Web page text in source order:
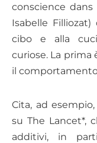
conscience dans
Isabelle
cibo e alla
curiose. La prima
il
Cita, ad
su The Lancet*,
additivi, in